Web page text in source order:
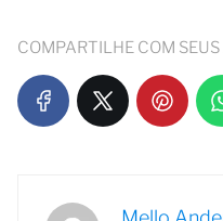
COMPARTILHE COM